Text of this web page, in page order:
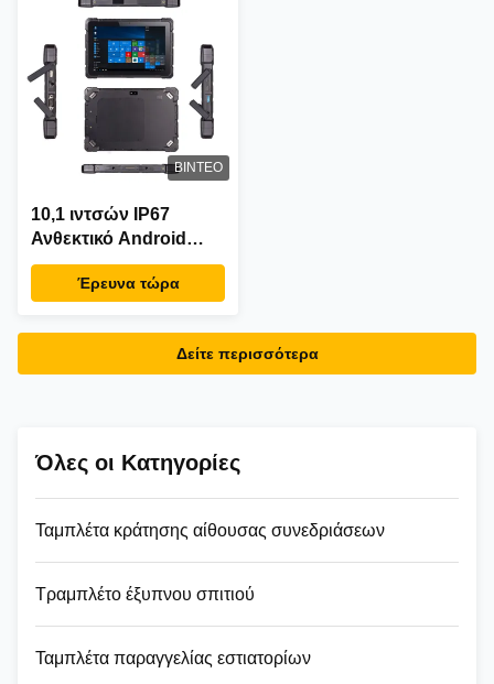
ΒΊΝΤΕΟ
10,1 ιντσών IP67
Ανθεκτικό Android
Tablet με οθόνη αφής
IPS για βιομηχανική
Έρευνα τώρα
Δείτε περισσότερα
Όλες οι Κατηγορίες
Ταμπλέτα κράτησης αίθουσας συνεδριάσεων
Τραμπλέτο έξυπνου σπιτιού
Ταμπλέτα παραγγελίας εστιατορίων